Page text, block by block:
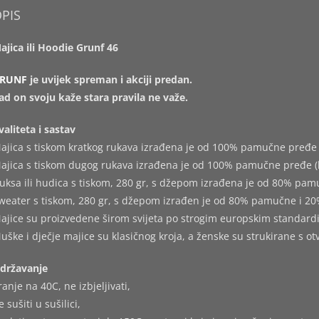
ili Hoodie Grunf 46
je uvijek spreman i akciji predan.
on svoju kaže stara pravila ne važe.
i sastav
s tiskom kratkog rukava izrađena je od 100% pamučne
s tiskom dugog rukava izrađena je od 100% pamučne pređe
ili hudica s tiskom, 280 gr, s džepom izrađena je od 80%
s tiskom, 280 gr, s džepom izrađen je od 80% pamučne i
su proizvedene širom svijeta po strogim europskim
i dječje majice su klasičnog kroja, a ženske su strukirane s
na 40C, ne izbjeljivati,
sušiti u sušilici,